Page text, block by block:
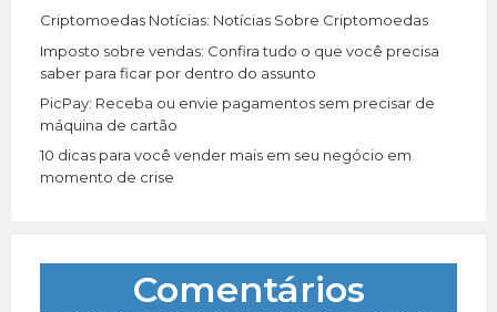
Criptomoedas Notícias: Notícias Sobre Criptomoedas
Imposto sobre vendas: Confira tudo o que você precisa
saber para ficar por dentro do assunto
PicPay: Receba ou envie pagamentos sem precisar de
máquina de cartão
10 dicas para você vender mais em seu negócio em
momento de crise
Comentários